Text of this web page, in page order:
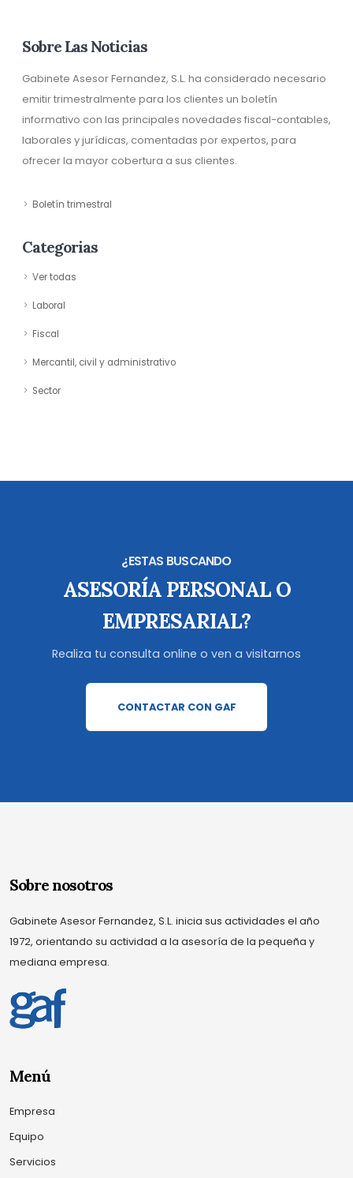
Sobre Las Noticias
Gabinete Asesor Fernandez, S.L. ha considerado necesario
emitir trimestralmente para los clientes un boletín
informativo con las principales novedades fiscal-contables,
laborales y jurídicas, comentadas por expertos, para
ofrecer la mayor cobertura a sus clientes.
Boletín trimestral
Categorias
Ver todas
Laboral
Fiscal
Mercantil, civil y administrativo
Sector
¿ESTAS BUSCANDO
ASESORÍA PERSONAL O
EMPRESARIAL?
Realiza tu consulta online o ven a visitarnos
CONTACTAR CON GAF
Sobre nosotros
Gabinete Asesor Fernandez, S.L. inicia sus actividades el año
1972, orientando su actividad a la asesoría de la pequeña y
mediana empresa.
Menú
Empresa
Equipo
Servicios